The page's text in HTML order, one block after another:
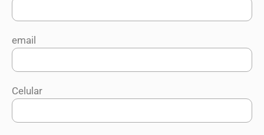
email
Celular